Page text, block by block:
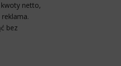
netto,
bez